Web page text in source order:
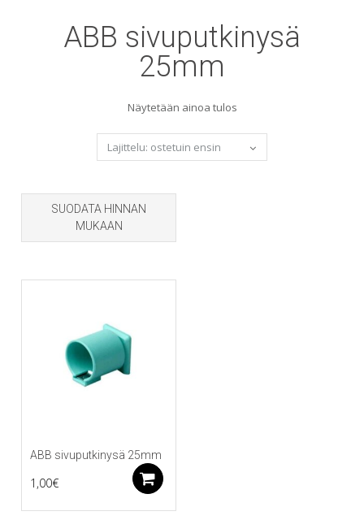
ABB sivuputkinysä
25mm
Näytetään ainoa tulos
SUODATA HINNAN
MUKAAN
ABB sivuputkinysä 25mm
1,00€